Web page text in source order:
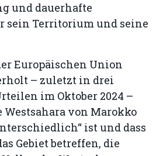
und dauerhafte
sein Territorium und seine
Europäischen Union
– zuletzt in drei
im Oktober 2024 –
Westsahara von Marokko
ist und dass
Gebiet betreffen, die